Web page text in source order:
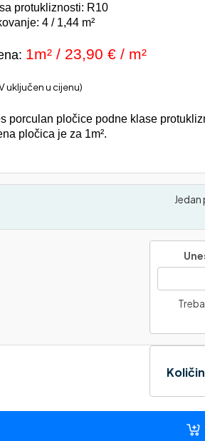
protukliznosti: R10
4 / 1,44 m²
1m² / 23,90 € / m²
uključen u cijenu)
porculan pločice podne klase
pločica je za 1m².
Jedan